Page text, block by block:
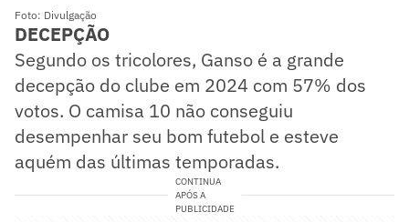
Foto: Divulgação
DECEPÇÃO
Segundo os tricolores, Ganso é a grande
decepção do clube em 2024 com 57% dos
votos. O camisa 10 não conseguiu
desempenhar seu bom futebol e esteve
aquém das últimas temporadas.
CONTINUA
APÓS A
PUBLICIDADE